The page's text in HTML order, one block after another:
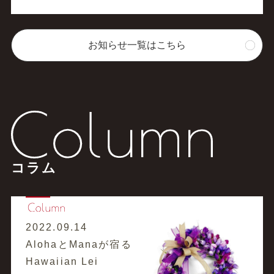
お知らせ一覧はこちら
コラム
2022.09.14
AlohaとManaが宿る
Hawaiian Lei